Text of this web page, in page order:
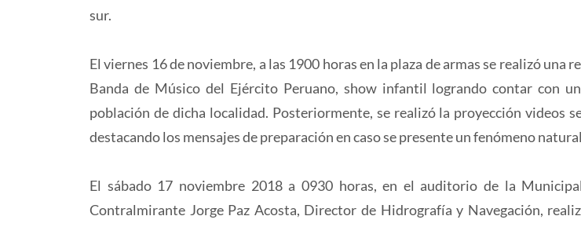
sur.
El viernes 16 de noviembre, a las 1900 horas en la plaza de armas se realizó una
Banda de Músico del Ejército Peruano, show infantil logrando contar con
población de dicha localidad. Posteriormente, se realizó la proyección videos
destacando los mensajes de preparación en caso se presente un fenómeno
El sábado 17 noviembre 2018 a 0930 horas, en el auditorio de la
Contralmirante Jorge Paz Acosta, Director de Hidrografía y Navegación,